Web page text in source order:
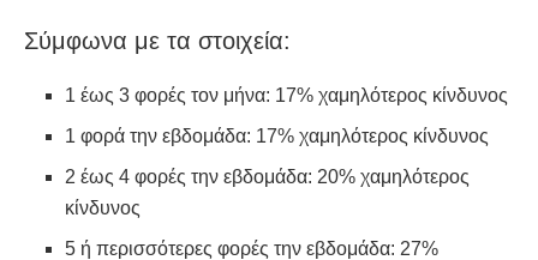
Σύμφωνα με τα στοιχεία:
1 έως 3 φορές τον μήνα: 17% χαμηλότερος κίνδυνος
1 φορά την εβδομάδα: 17% χαμηλότερος κίνδυνος
2 έως 4 φορές την εβδομάδα: 20% χαμηλότερος
κίνδυνος
5 ή περισσότερες φορές την εβδομάδα: 27%